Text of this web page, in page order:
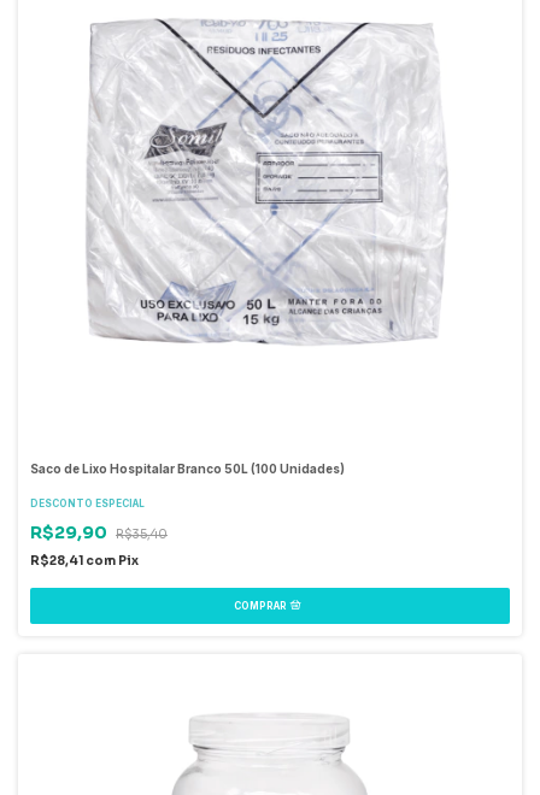
Saco de Lixo Hospitalar Branco 50L (100 Unidades)
DESCONTO ESPECIAL
R$29,90
R$35,40
R$28,41 com Pix